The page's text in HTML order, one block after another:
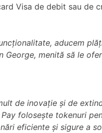
Visa de debit sau de
aducem
menită să le
de inovație și de
folosește tokenuri
eficiente și sigure a